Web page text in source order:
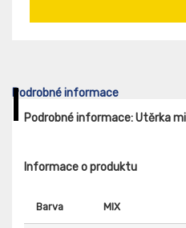
Podrobné informace
Podrobné informace: Utěrka
Informace o produktu
Barva MIX